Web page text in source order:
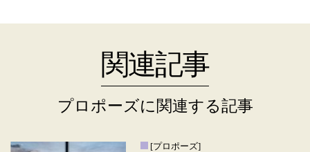
関連記事
プロポーズに関連する記事
[プロポーズ]